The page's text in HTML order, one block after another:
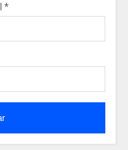
*